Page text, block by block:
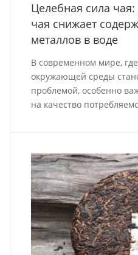
Целебная сила
чая снижает
металлов в воде
В современном мире,
окружающей среды
проблемой, особенно
на качество